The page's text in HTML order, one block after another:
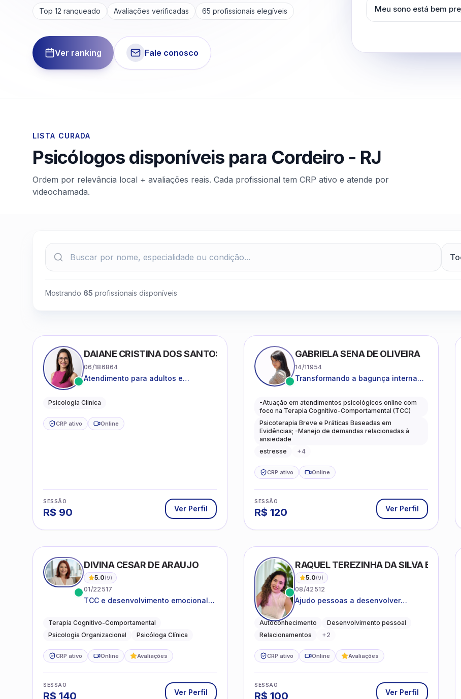
Top 12 ranqueado Avaliações verificadas 65 profissionais elegíveis
Ver ranking Fale conosco
Meu sono está bem
LISTA CURADA
Psicólogos disponíveis para Cordeiro- RJ
Ordem por relevância local + avaliações reais. Cada profissional tem CRP ativo e atende por
videochamada.
Mostrando 65 profissionais disponíveis
DAIANE CRISTINA DOS SANTOS
06/186864
Atendimento para adultos e
Psicologia Clinica
CRP ativo Online
SESSÃO
R$ 90 Ver Perfil
GABRIELA SENA DE OLIVEIRA
14/11954
Transformando a bagunça interna
leveza e caminhos mais gentis para
se viver.
-Atuação em atendimentos psicológicos online com
foco na Terapia Cognitivo-Comportamental (TCC)
Psicoterapia Breve e Práticas Baseadas em
Evidências; -Manejo de demandas relacionadas à
ansiedade
estresse
+4
CRP ativo Online
SESSÃO
R$ 120 Ver Perfil
DIVINA CESAR DE ARAUJO
5.0(9)
01/22517
TCC e desenvolvimento emocional
Terapia Cognitivo-Comportamental
Psicologia Organizacional
Psicóloga Clínica
CRP ativo Online Avaliações
SESSÃO
R$ 140 Ver Perfil
RAQUEL TEREZINHA DA SILVA BIONDI
5.0(9)
08/42512
Ajudo pessoas a desenvolver
saudáveis
Autoconhecimento
Desenvolvimento pessoal
Relacionamentos
+2
CRP ativo Online Avaliações
SESSÃO
R$ 100 Ver Perfil